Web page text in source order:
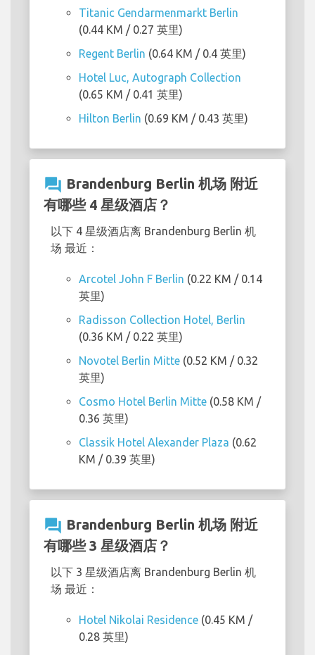
Titanic Gendarmenmarkt Berlin
(0.44 KM / 0.27 英里)
Regent Berlin (0.64 KM / 0.4 英里)
Hotel Luc, Autograph Collection
(0.65 KM / 0.41 英里)
Hilton Berlin (0.69 KM / 0.43 英里)
question_answer Brandenburg Berlin 机场 附近
有哪些 4 星级酒店？
以下 4 星级酒店离 Brandenburg Berlin 机
场 最近：
Arcotel John F Berlin (0.22 KM / 0.14
英里)
Radisson Collection Hotel, Berlin
(0.36 KM / 0.22 英里)
Novotel Berlin Mitte (0.52 KM / 0.32
英里)
Cosmo Hotel Berlin Mitte (0.58 KM /
0.36 英里)
Classik Hotel Alexander Plaza (0.62
KM / 0.39 英里)
question_answer Brandenburg Berlin 机场 附近
有哪些 3 星级酒店？
以下 3 星级酒店离 Brandenburg Berlin 机
场 最近：
Hotel Nikolai Residence (0.45 KM /
0.28 英里)